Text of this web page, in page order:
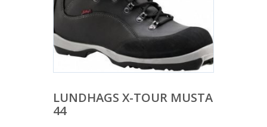
LUNDHAGS X-TOUR MUSTA
44